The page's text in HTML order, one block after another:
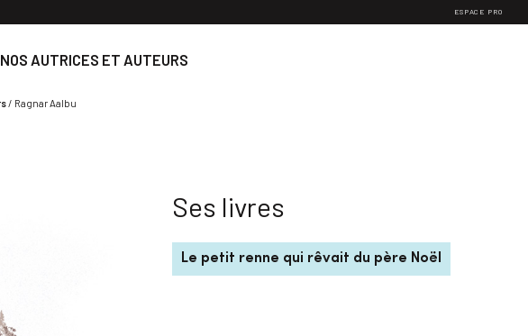
ESPACE PRO
NOS AUTRICES ET AUTEURS
/ Ragnar Aalbu
Ses livres
Le petit renne qui rêvait du père Noël